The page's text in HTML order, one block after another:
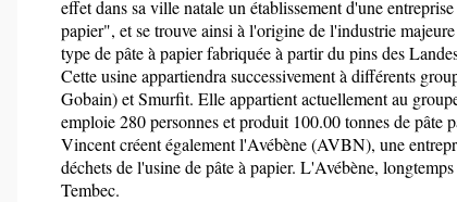
effet dans sa ville natale un établissement d'une
papier", et se trouve ainsi à l'origine de l'industrie
type de pâte à papier fabriquée à partir du pins des
Cette usine appartiendra successivement à différents
Gobain) et Smurfit. Elle appartient actuellement au
emploie 280 personnes et produit 100.00 tonnes de pâte
Vincent créent également l'Avébène (AVBN), une
déchets de l'usine de pâte à papier. L'Avébène,
Tembec.